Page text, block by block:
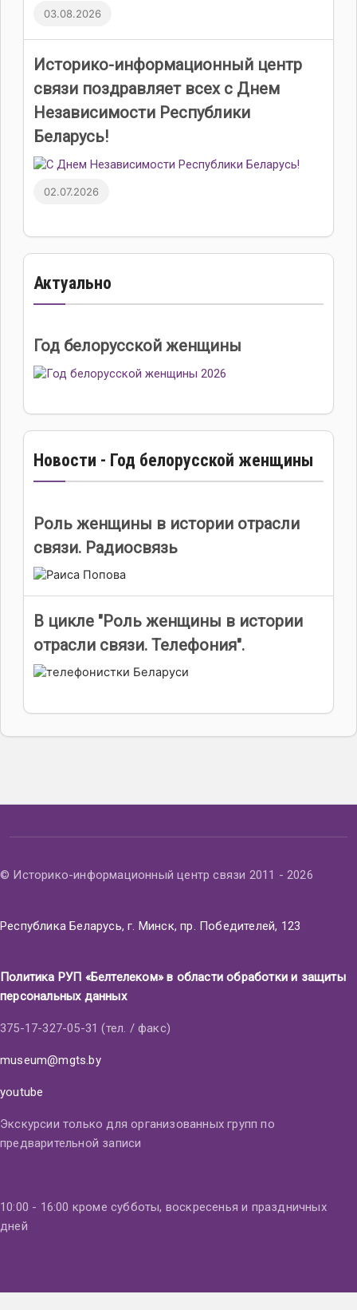
03.08.2026
Историко-информационный центр
связи поздравляет всех с Днем
Независимости Республики
Беларусь!
02.07.2026
Актуально
Год белорусской женщины
Новости - Год белорусской женщины
Роль женщины в истории отрасли
связи. Радиосвязь
В цикле "Роль женщины в истории
отрасли связи. Телефония".
© Историко-информационный центр связи 2011 - 2026
Республика Беларусь, г. Минск, пр. Победителей, 123
Политика РУП «Белтелеком» в области обработки и защиты
персональных данных
375-17-327-05-31 (тел. / факс)
museum@mgts.by
youtube
Экскурсии только для организованных групп по
предварительной записи
10:00 - 16:00 кроме субботы, воскресенья и праздничных
дней